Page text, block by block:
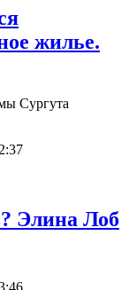
жилье.
Сургута
Элина Лоб